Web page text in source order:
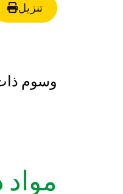
تنزيل
وسوم